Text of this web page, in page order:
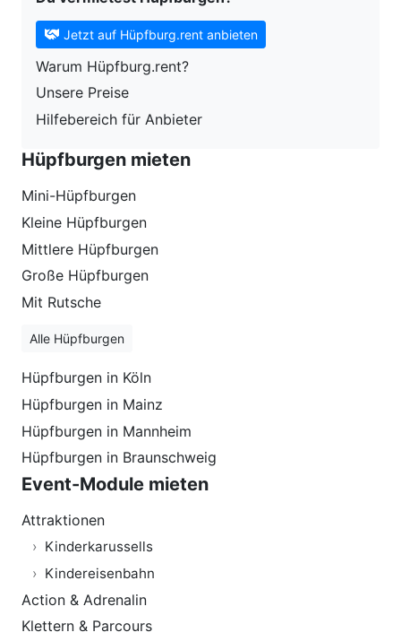
Jetzt auf Hüpfburg.rent anbieten
Warum Hüpfburg.rent?
Unsere Preise
Hilfebereich für Anbieter
Hüpfburgen mieten
Mini-Hüpfburgen
Kleine Hüpfburgen
Mittlere Hüpfburgen
Große Hüpfburgen
Mit Rutsche
Alle Hüpfburgen
Hüpfburgen in Köln
Hüpfburgen in Mainz
Hüpfburgen in Mannheim
Hüpfburgen in Braunschweig
Event-Module mieten
Attraktionen
Kinderkarussells
Kindereisenbahn
Action & Adrenalin
Klettern & Parcours